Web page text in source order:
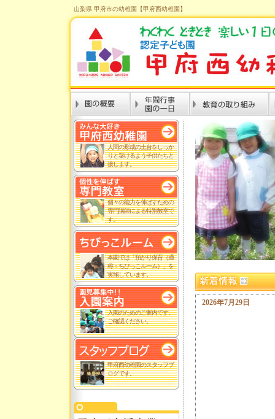
山梨県 甲府市の幼稚園【甲府西幼稚園】
2026年7月29日
人間の形成の土台をしっか
りと築けるよう子供たちと
接します。
個々の能力を伸ばすための
専門講師による特別教室で
す。
本園では「預かり保育（通
称：ちびっこルーム）」を
実施しています。
入園のためのご案内です。
ご確認ください。
甲府西幼稚園のスタッフブ
ログです。